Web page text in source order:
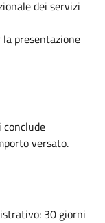
dei servizi
presentazione
versato.
30 giorni